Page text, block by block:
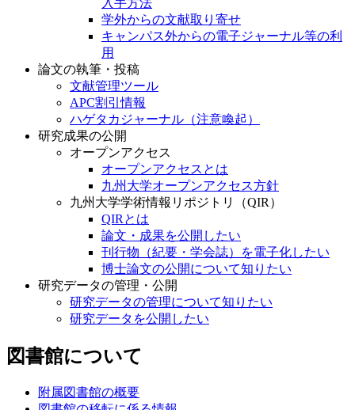
学外からの文献取り寄せ
キャンパス外からの電子ジャーナル等の利
用
論文の執筆・投稿
文献管理ツール
APC割引情報
ハゲタカジャーナル（注意喚起）
研究成果の公開
オープンアクセス
オープンアクセスとは
九州大学オープンアクセス方針
九州大学学術情報リポジトリ（QIR）
QIRとは
論文・成果を公開したい
刊行物（紀要・学会誌）を電子化したい
博士論文の公開について知りたい
研究データの管理・公開
研究データの管理について知りたい
研究データを公開したい
図書館について
附属図書館の概要